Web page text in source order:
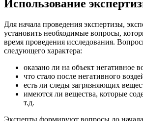
Использование
Для начала проведения экспертизы,
установить необходимые вопросы,
время проведения исследования.
следующего характера:
оказано ли на объект негативное
что стало после негативного
есть ли следы загрязняющих
имеются ли вещества, которые
т.д.